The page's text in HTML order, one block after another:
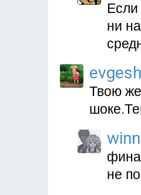
Если
ни
Твою же
не